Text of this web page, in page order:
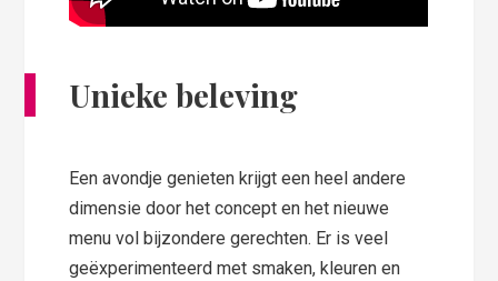
Unieke beleving
Een avondje genieten krijgt een heel andere
dimensie door het concept en het nieuwe
menu vol bijzondere gerechten. Er is veel
geëxperimenteerd met smaken, kleuren en